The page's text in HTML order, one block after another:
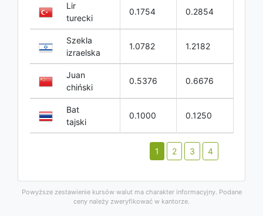
Lir
turecki
0.1754 0.2854
Szekla
izraelska
1.0782 1.2182
Juan
chiński
0.5376 0.6676
Bat
tajski
0.1000 0.1250
1 2 3 4
Powyższe zestawienie kursów walut ma charakter informacyjny. Podane
ceny należy zweryfikować w kantorze.